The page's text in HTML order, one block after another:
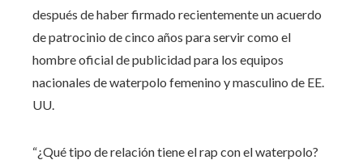
después de haber firmado recientemente un acuerdo
de patrocinio de cinco años para servir como el
hombre oficial de publicidad para los equipos
nacionales de waterpolo femenino y masculino de EE.
UU.
“¿Qué tipo de relación tiene el rap con el waterpolo?